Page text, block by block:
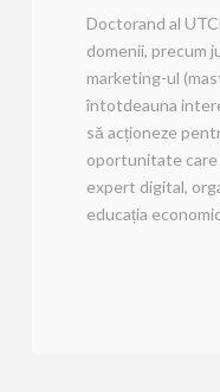
Doctorand al
domenii, precum
marketing-ul
întotdeauna
să acționeze
oportunitate
expert digital,
educația